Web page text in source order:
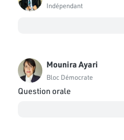
Indépendant
Mounira Ayari
Bloc Démocrate
Question orale